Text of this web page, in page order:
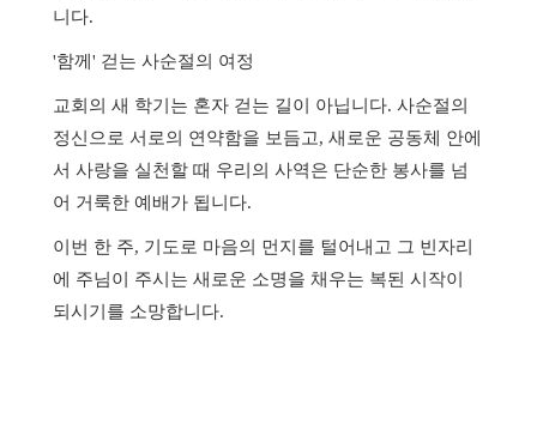
니다.
'함께 ' 걷는 사순절의 여정
교회의 새 학기는 혼자 걷는 길이 아닙니다. 사순절의
정신으로 서로의 연약함을 보듬고, 새로운 공동체 안에
서 사랑을 실천할 때 우리의 사역은 단순한 봉사를 넘
어 거룩한 예배가 됩니다.
이번 한 주, 기도로 마음의 먼지를 털어내고 그 빈자리
에 주님이 주시는 새로운 소명을 채우는 복된 시작이
되시기를 소망합니다.